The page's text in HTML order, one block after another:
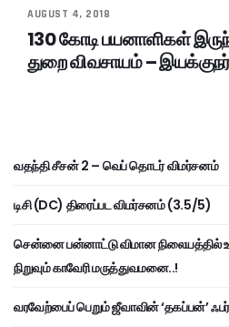
AUGUST 4, 2018
130 கோடி பயனாளிகள்
துறை விவசாயம் –
வதந்தி சீசன் 2 – வெப் தொடர் விமர்சனம்
டிசி (DC) திரைப்பட விமர்சனம் (3.5/5)
சென்னை பன்னாட்டு விமான நிலையத்தில்
நிறுவும் காவேரி மருத்துவமனை..!
வரவேற்பைப் பெறும் ஜீவாவின் ‘தகப்பன்’